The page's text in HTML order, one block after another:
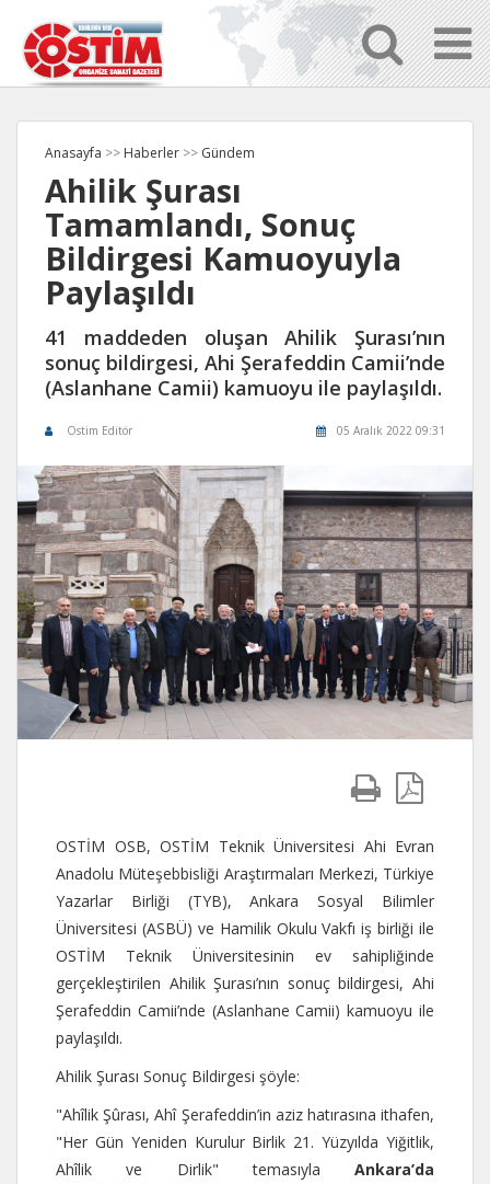
Anasayfa >> Haberler >> Gündem
Ahilik Şurası
Tamamlandı, Sonuç
Bildirgesi Kamuoyuyla
Paylaşıldı
41 maddeden oluşan Ahilik Şurası’nın
sonuç bildirgesi, Ahi Şerafeddin Camii’nde
(Aslanhane Camii) kamuoyu ile paylaşıldı.
Ostim Editör 05 Aralık 2022 09:31
OSTİM OSB, OSTİM Teknik Üniversitesi Ahi Evran
Anadolu Müteşebbisliği Araştırmaları Merkezi, Türkiye
Yazarlar Birliği (TYB), Ankara Sosyal Bilimler
Üniversitesi (ASBÜ) ve Hamilik Okulu Vakfı iş birliği ile
OSTİM Teknik Üniversitesinin ev sahipliğinde
gerçekleştirilen Ahilik Şurası’nın sonuç bildirgesi, Ahi
Şerafeddin Camii’nde (Aslanhane Camii) kamuoyu ile
paylaşıldı.
Ahilik Şurası Sonuç Bildirgesi şöyle:
"Ahîlik Şûrası, Ahî Şerafeddin’in aziz hatırasına ithafen,
"Her Gün Yeniden Kurulur Birlik 21. Yüzyılda Yiğitlik,
Ahîlik ve Dirlik" temasıyla Ankara’da